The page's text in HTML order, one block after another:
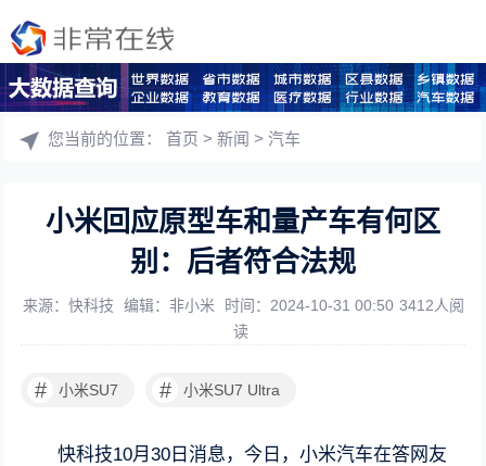
您当前的位置：首页 >新闻 >汽车
小米回应原型车和量产车有何区
别：后者符合法规
来源：快科技 编辑：非小米 时间：2024-10-31 00:50 3412人阅
读
# 小米SU7 # 小米SU7 Ultra
快科技10月30日消息，今日，小米汽车在答网友